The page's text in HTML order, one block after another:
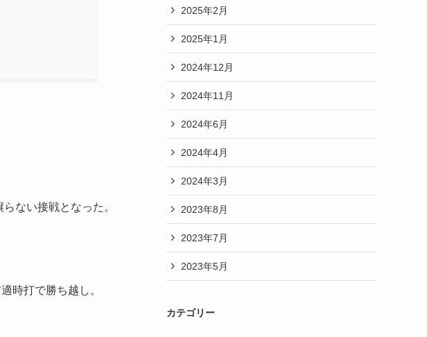
ない接戦となった。
時打で勝ち越し。
2025年2月
2025年1月
2024年12月
2024年11月
2024年6月
2024年4月
2024年3月
2023年8月
2023年7月
2023年5月
カテゴリー